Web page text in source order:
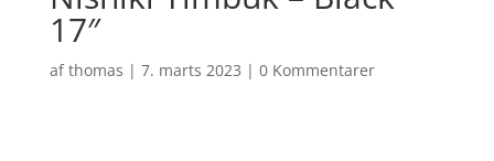
17″
afthomas | 7. marts 2023 | 0 Kommentarer